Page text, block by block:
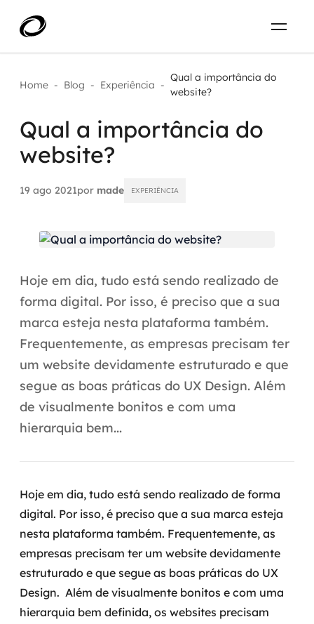
Aplicar IA com impacto real
AI / Machine Learning
Agentes de IA
Aceleradores de IA
Automação inteligente
Integração de IA
RPA e hiperautomação
AI Day
Engenharia de dados
Business Intelligence
Data Lakes & Warehouses
Projetos
Home - Blog - Experiência -
Qual a importância do
website?
Qual a importância do
website?
19 ago 2021por made EXPERIÊNCIA
Hoje em dia, tudo está sendo realizado de
forma digital. Por isso, é preciso que a sua
marca esteja nesta plataforma também.
Frequentemente, as empresas precisam ter
um website devidamente estruturado e que
segue as boas práticas do UX Design. Além
de visualmente bonitos e com uma
hierarquia bem...
Hoje em dia, tudo está sendo realizado de forma
digital. Por isso, é preciso que a sua marca esteja
nesta plataforma também. Frequentemente, as
empresas precisam ter um website devidamente
estruturado e que segue as boas práticas do UX
Design. Além de visualmente bonitos e com uma
hierarquia bem definida, os websites precisam